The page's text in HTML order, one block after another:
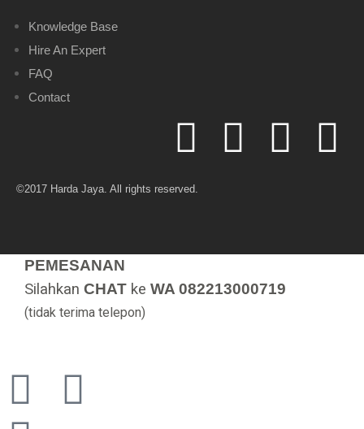
Knowledge Base
Hire An Expert
FAQ
Contact
©2017 Harda Jaya. All rights reserved.
PEMESANAN
Silahkan CHAT ke WA 082213000719
(tidak terima telepon)